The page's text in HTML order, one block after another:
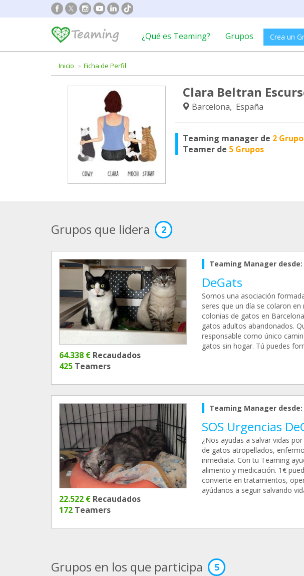
¿Qué es Teaming? Grupos Crea un
Inicio Ficha de Perfil
Clara Beltran
Barcelona, España
Teaming manager de 2
Teamer de 5 Grupos
Grupos que lidera 2
64.338 € Recaudados
425 Teamers
Teaming Manager desde:
DeGats
Somos una asociación
seres que un día se colaron
colonias de gatos en
gatos adultos abandonados.
responsable como único
gatos sin hogar. Tú puedes
22.522 € Recaudados
172 Teamers
Teaming Manager desde:
SOS Urgencias
¿Nos ayudas a salvar vidas
de gatos atropellados,
inmediata. Con tu Teaming
alimento y medicación. 1€
convierte en tratamientos,
ayúdanos a seguir salvando
Grupos en los que participa 5